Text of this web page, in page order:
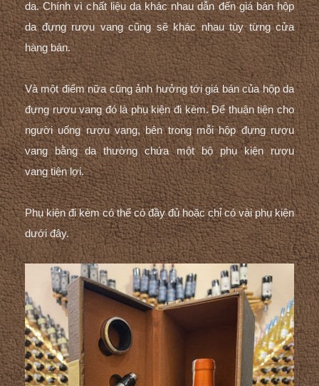
da. Chính vì chất liệu da khác nhau dẫn đến giá bán hộp
da đựng rượu vang cũng sẽ khác nhau tùy từng cửa
hàng bán.
Và một điểm nữa cũng ảnh hưởng tới giá bán của hộp da
đựng rượu vang đó là phụ kiện đi kèm. Để thuận tiện cho
người uống rượu vang, bên trong mỗi hộp đựng rượu
vang bằng da thường chứa một bộphụ kiện rượu
vangtiện lợi.
Phụ kiện đi kèm có thể có đầy đủ hoặc chỉ có vài phụ kiện
dưới đây.